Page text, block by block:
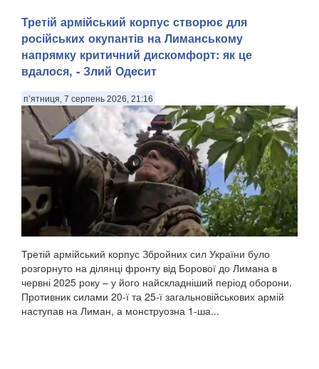
Третій армійський корпус створює для
російських окупантів на Лиманському
напрямку критичний дискомфорт: як це
вдалося, - Злий Одесит
п’ятниця, 7 серпень 2026, 21:16
Третій армійський корпус Збройних сил України було
розгорнуто на ділянці фронту від Борової до Лимана в
червні 2025 року – у його найскладніший період оборони.
Противник силами 20-ї та 25-ї загальновійськових армій
наступав на Лиман, а монструозна 1-ша...